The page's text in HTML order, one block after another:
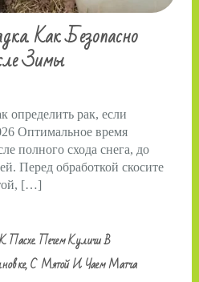
Как Безопасно
Зимы
рак, если
Оптимальное время
полного схода снега, до
Перед обработкой скосите
[…]
К Пасхе. Печем Куличи В
С Мятой И Чаем Матча